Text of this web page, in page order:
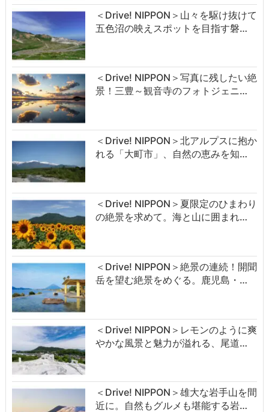
＜Drive! NIPPON＞山々を駆け抜けて
五色沼の映えスポットを目指す磐…
＜Drive! NIPPON＞写真に残したい絶
景！三豊～観音寺のフォトジェニ…
＜Drive! NIPPON＞北アルプスに抱か
れる「大町市」、自然の恵みを知…
＜Drive! NIPPON＞夏限定のひまわり
の絶景を求めて。海と山に囲まれ…
＜Drive! NIPPON＞絶景の連続！開聞
岳を望む絶景をめぐる。鹿児島・…
＜Drive! NIPPON＞レモンのように爽
やかな風景と魅力が溢れる、尾道…
＜Drive! NIPPON＞雄大な岩手山を間
近に。自然もグルメも堪能する岩…